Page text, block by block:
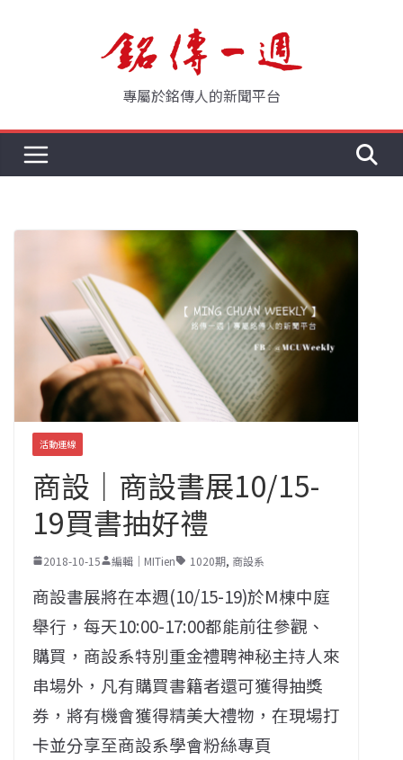
專屬於銘傳人的新聞平台
活動連線
商設｜商設書展10/15-
19買書抽好禮
2018-10-15 編輯｜MITien 1020期, 商設系
商設書展將在本週(10/15-19)於M棟中庭
舉行，每天10:00-17:00都能前往參觀、
購買，商設系特別重金禮聘神秘主持人來
串場外，凡有購買書籍者還可獲得抽獎
券，將有機會獲得精美大禮物，在現場打
卡並分享至商設系學會粉絲專頁